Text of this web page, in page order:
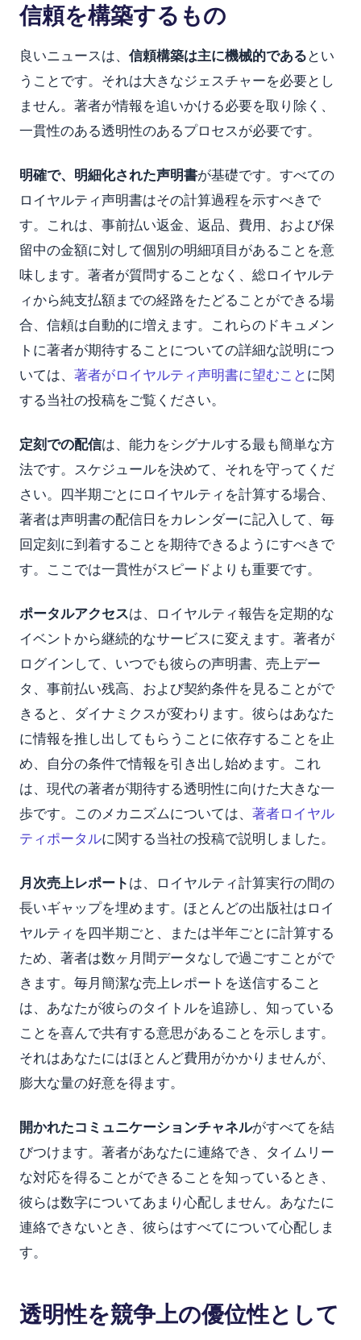
信頼を構築するもの
良いニュースは、 信頼構築は主に機械的であるとい
うことです。それは大きなジェスチャーを必要とし
ません。著者が情報を追いかける必要を取り除く、
一貫性のある透明性のあるプロセスが必要です。
明確で、明細化された声明書が基礎です。すべての
ロイヤルティ声明書はその計算過程を示すべきで
す。これは、事前払い返金、返品、費用、および保
留中の金額に対して個別の明細項目があることを意
味します。著者が質問することなく、総ロイヤルテ
ィから純支払額までの経路をたどることができる場
合、信頼は自動的に増えます。これらのドキュメン
トに著者が期待することについての詳細な説明につ
いては、 著者がロイヤルティ声明書に望むことに関
する当社の投稿をご覧ください。
定刻での配信は、能力をシグナルする最も簡単な方
法です。スケジュールを決めて、それを守ってくだ
さい。四半期ごとにロイヤルティを計算する場合、
著者は声明書の配信日をカレンダーに記入して、毎
回定刻に到着することを期待できるようにすべきで
す。ここでは一貫性がスピードよりも重要です。
ポータルアクセスは、ロイヤルティ報告を定期的な
イベントから継続的なサービスに変えます。著者が
ログインして、いつでも彼らの声明書、売上デー
タ、事前払い残高、および契約条件を見ることがで
きると、ダイナミクスが変わります。彼らはあなた
に情報を推し出してもらうことに依存することを止
め、自分の条件で情報を引き出し始めます。これ
は、現代の著者が期待する透明性に向けた大きな一
歩です。このメカニズムについては、 著者ロイヤル
ティポータルに関する当社の投稿で説明しました。
月次売上レポートは、ロイヤルティ計算実行の間の
長いギャップを埋めます。ほとんどの出版社はロイ
ヤルティを四半期ごと、または半年ごとに計算する
ため、著者は数ヶ月間データなしで過ごすことがで
きます。毎月簡潔な売上レポートを送信すること
は、あなたが彼らのタイトルを追跡し、知っている
ことを喜んで共有する意思があることを示します。
それはあなたにはほとんど費用がかかりませんが、
膨大な量の好意を得ます。
開かれたコミュニケーションチャネルがすべてを結
びつけます。著者があなたに連絡でき、タイムリー
な対応を得ることができることを知っているとき、
彼らは数字についてあまり心配しません。あなたに
連絡できないとき、彼らはすべてについて心配しま
す。
透明性を競争上の優位性として